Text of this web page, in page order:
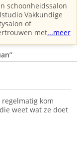
schoonheidssalon
Vakkundige
of
met...meer
kom
weet wat ze doet